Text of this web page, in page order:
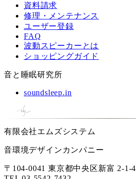
資料請求
修理・メンテナンス
ユーザー登録
FAQ
波動スピーカーとは
ショッピングガイド
音と睡眠研究所
soundsleep.in
有限会社エムズシステム
音環境デザインカンパニー
〒104-0041 東京都中央区新富 2-1-4